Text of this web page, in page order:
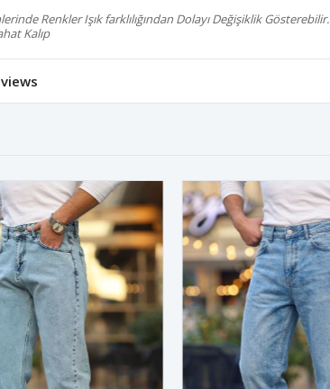
Renkler Işık farklılığından Dolayı Değişiklik Gösterebilir.
Kalıp